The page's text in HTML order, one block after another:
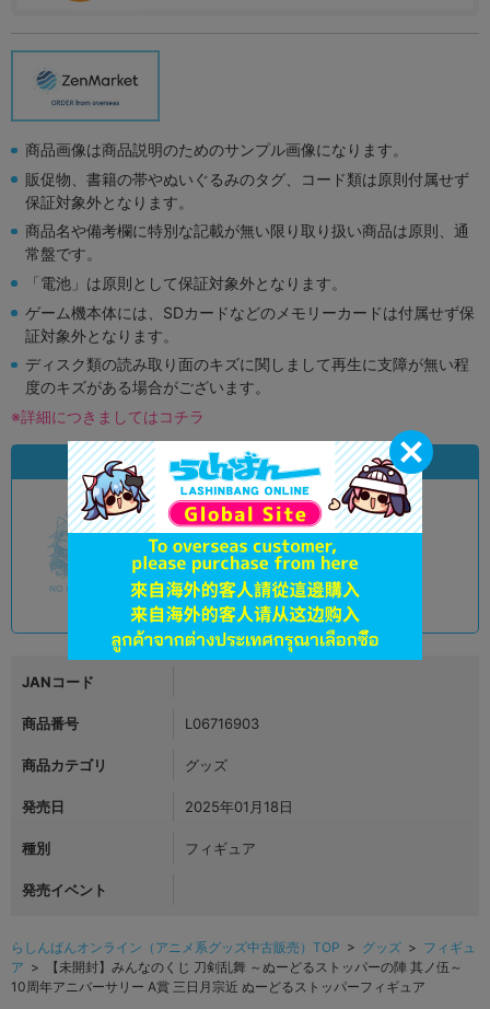
商品画像は商品説明のためのサンプル画像になります。
販促物、書籍の帯やぬいぐるみのタグ、コード類は原則付属せず
保証対象外となります。
商品名や備考欄に特別な記載が無い限り取り扱い商品は原則、通
常盤です。
「電池」は原則として保証対象外となります。
ゲーム機本体には、SDカードなどのメモリーカードは付属せず保
証対象外となります。
ディスク類の読み取り面のキズに関しまして再生に支障が無い程
度のキズがある場合がございます。
※詳細につきましてはコチラ
状態違いの同一商品
状態 :A
オンライン
品切状態 4,490円 税込
JANコード
商品番号 L06716903
商品カテゴリ グッズ
発売日 2025年01月18日
種別 フィギュア
発売イベント
らしんばんオンライン（アニメ系グッズ中古販売）TOP > グッズ > フィギュ
ア > 【未開封】みんなのくじ 刀剣乱舞 ～ぬーどるストッパーの陣 其ノ伍～
10周年アニバーサリー A賞 三日月宗近 ぬーどるストッパーフィギュア